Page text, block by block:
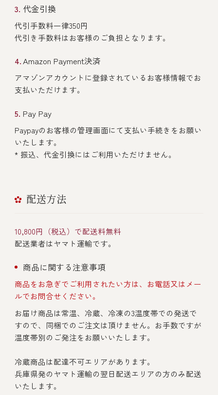
代金引換
代引手数料一律350円
代引き手数料はお客様のご負担となります。
Amazon Payment決済
アマゾンアカウントに登録されているお客様情報でお
支払いただけます。
Pay Pay
Paypayのお客様の管理画面にて支払い手続きをお願い
いたします。
* 振込、代金引換にはご利用いただけません。
配送方法
10,800円（税込）で配送料無料
配送業者はヤマト運輸です。
商品に関する注意事項
商品をお急ぎでご利用されたい方は、お電話又はメー
ルでお問合せください。
お届け商品は常温、冷蔵、冷凍の3温度帯での発送で
すので、同梱でのご注文は頂けません。お手数ですが
温度帯別のご発注をお願いいたします。
冷蔵商品は配達不可エリアがあります。
兵庫県発のヤマト運輸の翌日配送エリアの方のみ配送
いたします。